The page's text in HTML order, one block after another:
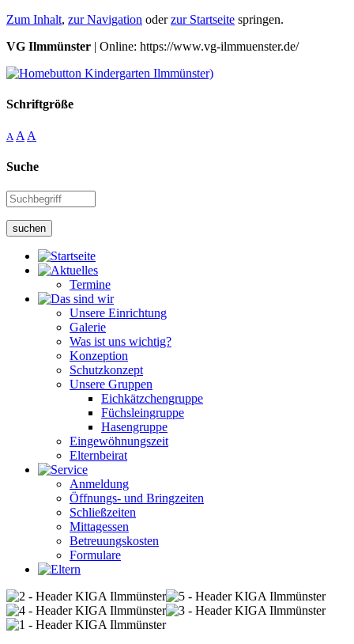
Zum Inhalt, zur Navigation oderzur Startseite springen.
VG Ilmmünster | Online: https://www.vg-ilmmuenster.de/
Schriftgröße
A A A
Suche
suchen
Termine
Unsere Einrichtung
Galerie
Was ist uns wichtig?
Konzeption
Schutzkonzept
Unsere Gruppen
Eichkätzchengruppe
Füchsleingruppe
Hasengruppe
Eingewöhnungszeit
Elternbeirat
Anmeldung
Öffnungs- und Bringzeiten
Schließzeiten
Mittagessen
Betreuungskosten
Formulare